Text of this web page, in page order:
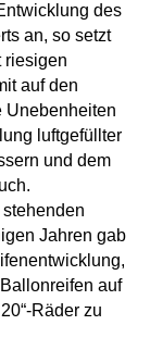
des
an, so setzt
riesigen
auf den
Unebenheiten
luftgefüllter
und dem
Jahren gab
auf
Räder zu